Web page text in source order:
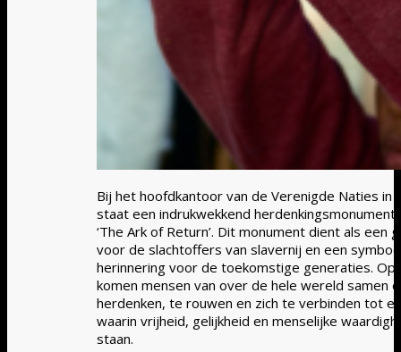
Bij het hoofdkantoor van de Verenigde Naties in
staat een indrukwekkend herdenkingsmonument
‘The Ark of Return’. Dit monument dient als een
voor de slachtoffers van slavernij en een
herinnering voor de toekomstige generaties. Op
komen mensen van over de hele wereld samen
herdenken, te rouwen en zich te verbinden tot
waarin vrijheid, gelijkheid en menselijke
staan.